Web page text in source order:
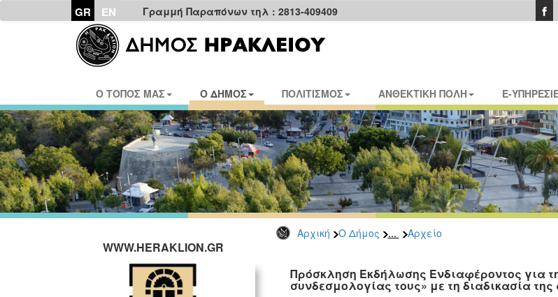
GR EN Γραμμή Παραπόνων τηλ : 2813-409409
Ο ΤΟΠΟΣ ΜΑΣ Ο ΔΗΜΟΣ ΠΟΛΙΤΙΣΜΟΣ ΑΝΘΕΚΤΙΚΗ ΠΟΛΗ E-
Αρχική Ο Δήμος ... Αρχείο
WWW.HERAKLION.GR
Πρόσκληση Εκδήλωσης Ενδιαφέροντος για
συνδεσμολογίας τους» με τη διαδικασία